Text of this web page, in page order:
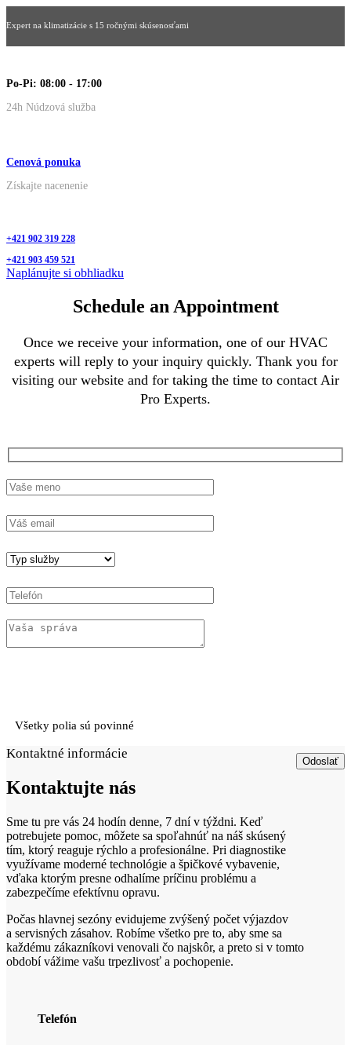
Expert na klimatizácie s 15 ročnými skúsenosťami
Po-Pi: 08:00 - 17:00
24h Núdzová služba
Cenová ponuka
Získajte nacenenie
+421 902 319 228
+421 903 459 521
Naplánujte si obhliadku
Schedule an Appointment
Once we receive your information, one of our HVAC
experts will reply to your inquiry quickly. Thank you for
visiting our website and for taking the time to contact Air
Pro Experts.
Všetky polia sú povinné
Kontaktné informácie
Kontaktujte nás
Sme tu pre vás 24 hodín denne, 7 dní v týždni. Keď
potrebujete pomoc, môžete sa spoľahnúť na náš skúsený
tím, ktorý reaguje rýchlo a profesionálne. Pri diagnostike
využívame moderné technológie a špičkové vybavenie,
vďaka ktorým presne odhalíme príčinu problému a
zabezpečíme efektívnu opravu.
Počas hlavnej sezóny evidujeme zvýšený počet výjazdov
a servisných zásahov. Robíme všetko pre to, aby sme sa
každému zákazníkovi venovali čo najskôr, a preto si v tomto
období vážime vašu trpezlivosť a pochopenie.
Telefón